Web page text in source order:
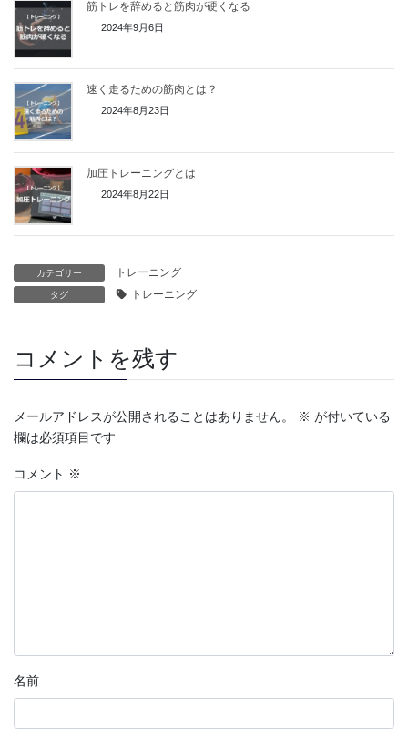
筋トレを辞めると筋肉が硬くなる
2024年9月6日
速く走るための筋肉とは？
2024年8月23日
加圧トレーニングとは
2024年8月22日
カテゴリー トレーニング
タグ トレーニング
コメントを残す
メールアドレスが公開されることはありません。 ※ が付いている
欄は必須項目です
コメント ※
名前